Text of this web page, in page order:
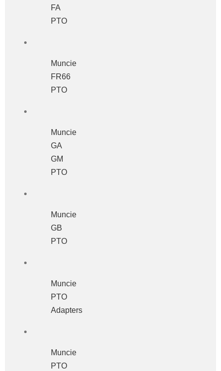
FA
PTO
Muncie
FR66
PTO
Muncie
GA
GM
PTO
Muncie
GB
PTO
Muncie
PTO
Adapters
Muncie
PTO